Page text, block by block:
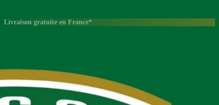
Livraison gratuite en France*